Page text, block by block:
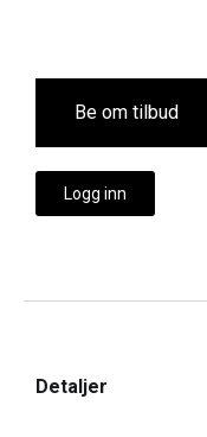
Be om tilbud
Logg inn
Detaljer